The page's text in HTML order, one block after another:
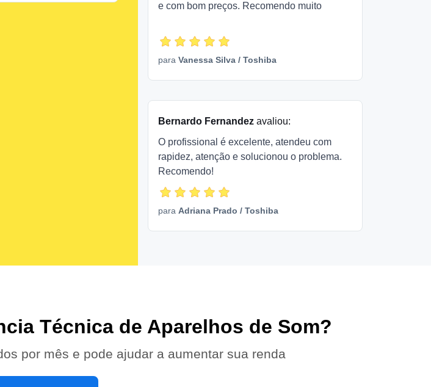
e com bom preços. Recomendo muito
para Vanessa Silva / Toshiba
Bernardo Fernandez avaliou:
O profissional é excelente, atendeu com
rapidez, atenção e solucionou o problema.
Recomendo!
para Adriana Prado / Toshiba
Técnica de Aparelhos de Som?
por mês e pode ajudar a aumentar sua renda